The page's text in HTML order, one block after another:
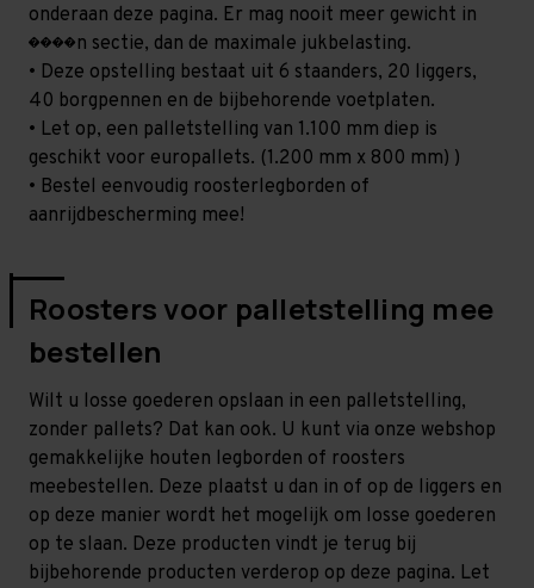
onderaan deze pagina. Er mag nooit meer gewicht in
����n sectie, dan de maximale jukbelasting.
• Deze opstelling bestaat uit 6 staanders, 20 liggers,
40 borgpennen en de bijbehorende voetplaten.
• Let op, een palletstelling van 1.100 mm diep is
geschikt voor europallets. (1.200 mm x 800 mm) )
• Bestel eenvoudig roosterlegborden of
aanrijdbescherming mee!
Roosters voor palletstelling mee
bestellen
Wilt u losse goederen opslaan in een palletstelling,
zonder pallets? Dat kan ook. U kunt via onze webshop
gemakkelijke houten legborden of roosters
meebestellen. Deze plaatst u dan in of op de liggers en
op deze manier wordt het mogelijk om losse goederen
op te slaan. Deze producten vindt je terug bij
bijbehorende producten verderop op deze pagina. Let